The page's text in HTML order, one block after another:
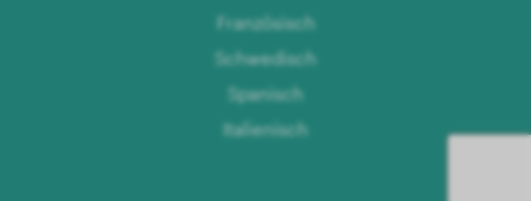
Französisch
Schwedisch
Spanisch
Italienisch